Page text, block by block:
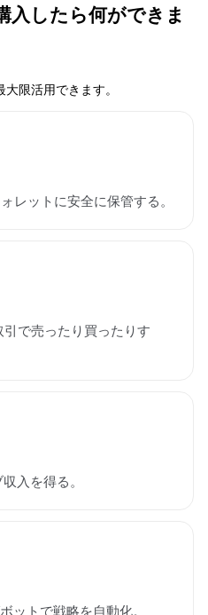
入したら何ができま
限活用できます。
レットに安全に保管する。
で売ったり買ったりす
入を得る。
ットで戦略を自動化。